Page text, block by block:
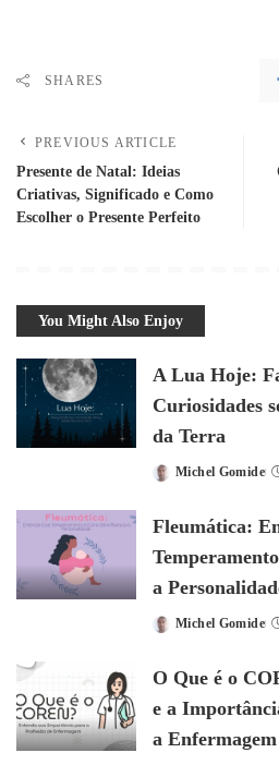
SHARES
PREVIOUS ARTICLE
Presente de Natal: Ideias
Criativas, Significado e Como
Escolher o Presente Perfeito
You Might Also Enjoy
A Lua Hoje:
Curiosidades
da Terra
Posted
Michel Gomide
Fleumática:
a
Posted
Michel Gomide
O Que é o
e a
a Enfermagem